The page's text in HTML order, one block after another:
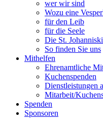
wer wir sind
Wozu eine
für den Leib
für die Seele
Die St.
So finden Sie uns
Mithelfen
Ehrenamtliche
Kuchenspenden
Dienstleistungen
Mitarbeit/
Spenden
Sponsoren